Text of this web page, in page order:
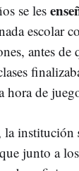
se les
escolar
antes de
hora de
la institución
junto a